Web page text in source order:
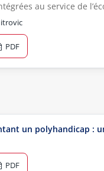
au service de
PDF
un polyhandicap :
PDF